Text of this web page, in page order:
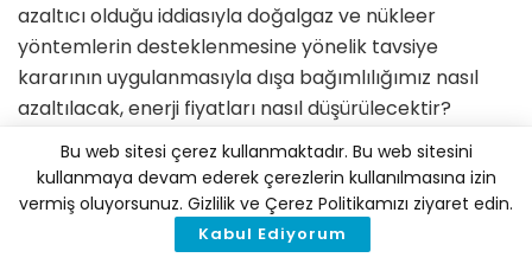
azaltıcı olduğu iddiasıyla doğalgaz ve nükleer
yöntemlerin desteklenmesine yönelik tavsiye
kararının uygulanmasıyla dışa bağımlılığımız nasıl
azaltılacak, enerji fiyatları nasıl düşürülecektir?
– TBMM tarafından onaylanarak yürürlüğe giren Paris
İklim Anlaşması ruhuna ve hükümlerine aykırı bir
strateji öneren İklim Şurası Sonuç Metni’nin
uygulamalarda ortaya çıkaracağı çelişkiler nasıl
Bu web sitesi çerez kullanmaktadır. Bu web sitesini
kullanmaya devam ederek çerezlerin kullanılmasına izin
vermiş oluyorsunuz. Gizlilik ve Çerez Politikamızı ziyaret edin.
Kabul Ediyorum